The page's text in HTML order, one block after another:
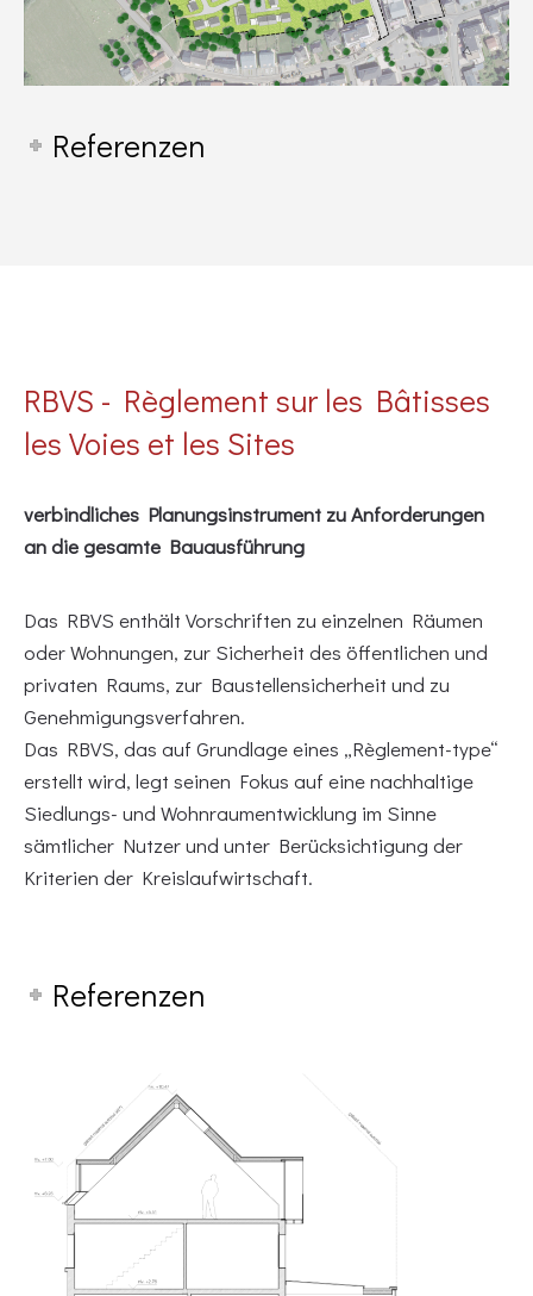
Referenzen
RBVS - Règlement sur les Bâtisses
les Voies et les Sites
verbindliches Planungsinstrument zu Anforderungen
an die gesamte Bauausführung
Das RBVS enthält Vorschriften zu einzelnen Räumen
oder Wohnungen, zur Sicherheit des öffentlichen und
privaten Raums, zur Baustellensicherheit und zu
Genehmigungsverfahren.
Das RBVS, das auf Grundlage eines „Règlement-type“
erstellt wird, legt seinen Fokus auf eine nachhaltige
Siedlungs- und Wohnraumentwicklung im Sinne
sämtlicher Nutzer und unter Berücksichtigung der
Kriterien der Kreislaufwirtschaft.
Referenzen